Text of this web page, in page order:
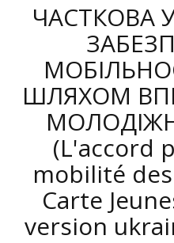
ЧАСТКОВА
ШЛЯХОМ
(L'accord
mobilité
Carte
version